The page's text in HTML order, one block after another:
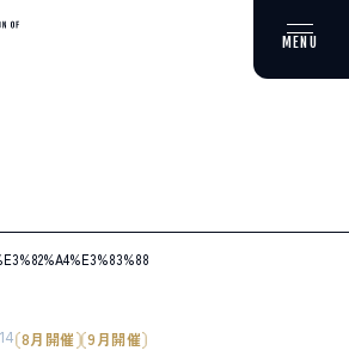
8月開催 9月開催